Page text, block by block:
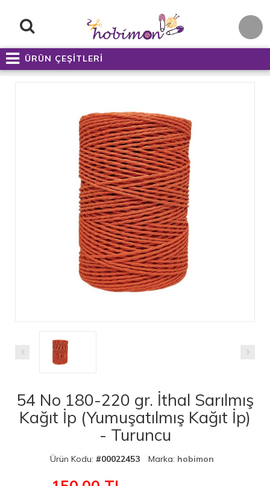
ÜRÜN ÇEŞİTLERİ
54 No 180-220 gr. İthal Sarılmış
Kağıt İp (Yumuşatılmış Kağıt İp)
- Turuncu
Ürün Kodu: #00022453 Marka: hobimon